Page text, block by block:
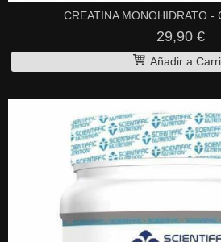
CREATINA MONOHIDRATO -
29,90 €
Añadir a